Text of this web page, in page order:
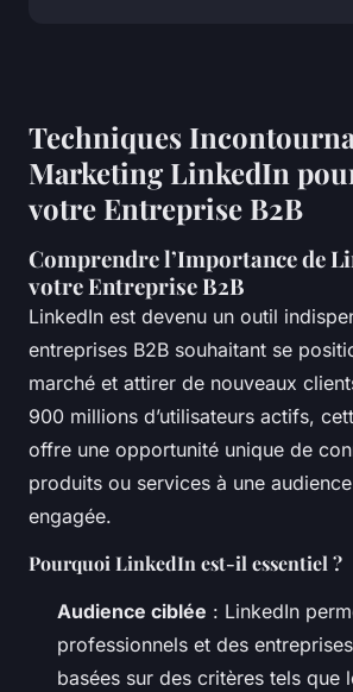
Techniques
Marketing LinkedIn
votre Entreprise B2B
Comprendre l’Importance de
votre Entreprise B2B
LinkedIn est devenu un outil
entreprises B2B souhaitant se
marché et attirer de nouveaux
900 millions d’utilisateurs actifs,
offre une opportunité unique de
produits ou services à une
engagée.
Pourquoi LinkedIn est-il essentiel ?
Audience ciblée : LinkedIn
professionnels et des
basées sur des critères tels que